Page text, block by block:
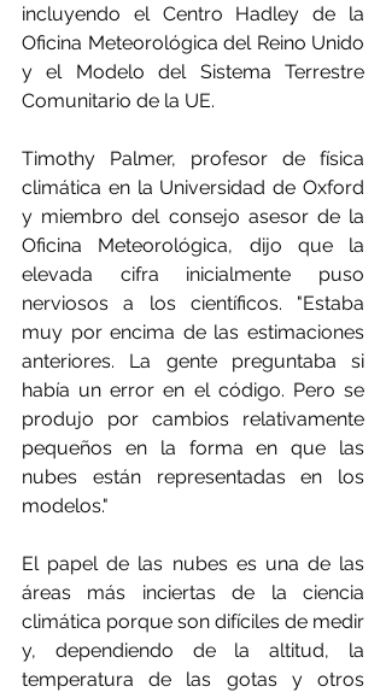
incluyendo el Centro Hadley de la
Oficina Meteorológica del Reino Unido
y el Modelo del Sistema Terrestre
Comunitario de la UE.
Timothy Palmer, profesor de física
climática en la Universidad de Oxford
y miembro del consejo asesor de la
Oficina Meteorológica, dijo que la
elevada cifra inicialmente puso
nerviosos a los científicos. "Estaba
muy por encima de las estimaciones
anteriores. La gente preguntaba si
había un error en el código. Pero se
produjo por cambios relativamente
pequeños en la forma en que las
nubes están representadas en los
modelos."
El papel de las nubes es una de las
áreas más inciertas de la ciencia
climática porque son difíciles de medir
y, dependiendo de la altitud, la
temperatura de las gotas y otros